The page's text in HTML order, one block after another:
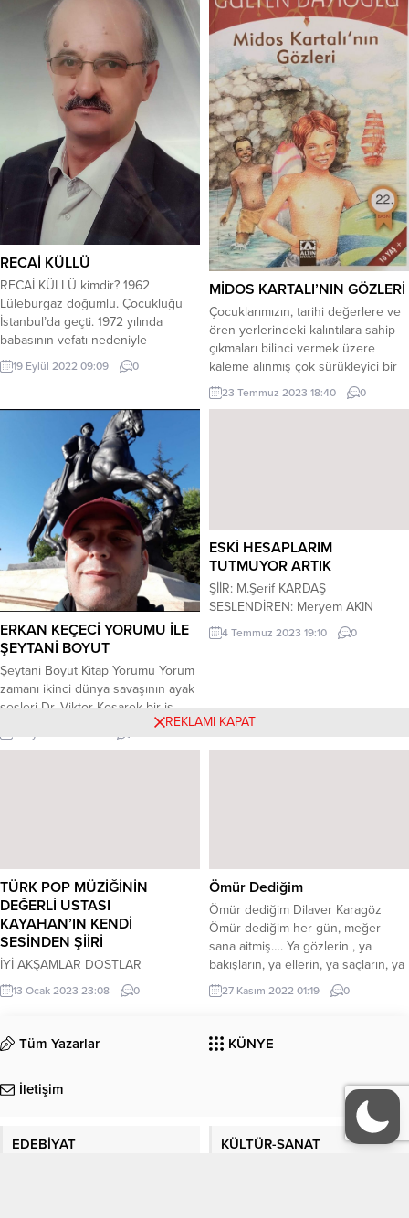
RECAİ KÜLLÜ
RECAİ KÜLLÜ kimdir? 1962
Lüleburgaz doğumlu. Çocukluğu
İstanbul’da geçti. 1972 yılında
babasının vefatı nedeniyle
Lüleburgaz Ayvalı köyüne yerleşti.
Orta okul ve lise öğrenimimi
görevinden sonra 20 yıl mobil vinç
operatörü olarak ve sonrasında 12
yıl mesleğinde işletme müdürü
görevinde bulundu. 2008 yılında
emekli oldu. 2018 yılına dek...
19 Eylül 2022 09:09 0
MİDOS KARTALI’NIN GÖZLERİ
Çocuklarımızın, tarihi değerlere ve
ören yerlerindeki kalıntılara sahip
çıkmaları bilinci vermek üzere
kaleme alınmış çok sürükleyici bir
roman. Bu kitabı okurken; tarihi
kalıntıların ve sanat eserlerinin (taş
23 Temmuz 2023 18:40 0
ERKAN KEÇECİ YORUMU İLE
ŞEYTANİ BOYUT
Şeytani Boyut Kitap Yorumu Yorum
zamanı ikinci dünya savaşının ayak
sesleri Dr. Viktor Kosarek bir iş
teklifi alır çekoslovakya gelir bir
katil insanları türlü işkencelerle
ESKİ HESAPLARIM
TUTMUYOR ARTIK
ŞİİR: M.Şerif KARDAŞ
SESLENDİREN: Meryem AKIN
4 Temmuz 2023 19:10 0
TÜRK POP MÜZİĞİNİN
DEĞERLİ USTASI
KAYAHAN’IN KENDİ
SESİNDEN ŞİİRİ
İYİ AKŞAMLAR DOSTLAR
(YILANDAN KORKMAM YALANDAN
KORKTUĞUM KADAR) BU HAFTA
USTASI KAYAHAN’IN KENDİ
SESİNDEN ŞİİRİ VE YİNE KENDİ
ÇOCUĞUYUM ŞİİRİYLE
SAYGILAR… KISACA BİYOGRAFİSİ
13 Ocak 2023 23:08 0
Ömür Dediğim
Ömür dediğim Dilaver Karagöz
Ömür dediğim her gün, meğer
sana aitmiş…. Ya gözlerin , ya
bakışların, ya ellerin, ya saçların, ya
sözlerin, ya da gülüşlerin… Bir gün
de benim olsun dedim,
Şair Dilaver Karagöz
27 Kasım 2022 01:19 0
Tüm Yazarlar KÜNYE
İletişim
EDEBİYAT KÜLTÜR-SANAT
REKLAMI KAPAT